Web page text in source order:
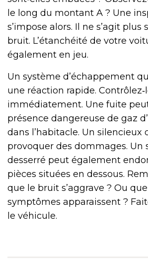
le long du montant A ? Une
s’impose alors. Il ne s’agit
bruit. L’étanchéité de votre
également en jeu.
Un système d’échappement
une réaction rapide.
immédiatement. Une fuite
présence dangereuse de gaz
dans l’habitacle. Un silencieux
provoquer des dommages. Un
desserré peut également
pièces situées en dessous.
que le bruit s’aggrave ? Ou
symptômes apparaissent ?
le véhicule.